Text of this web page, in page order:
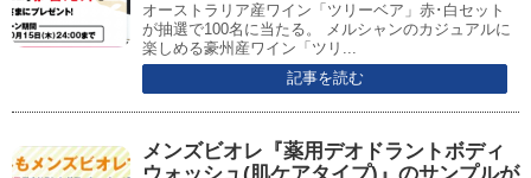
オーストラリア産ワイン「ツリーベア」赤･白セット
が抽選で100名に当たる。 メルシャンのカジュアルに
楽しめる豪州産ワイン「ツリ...
記事を読む
メンズビオレ『薬用デオドラントボディ